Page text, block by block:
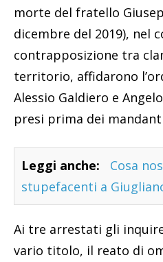
morte del fratello
dicembre del 2019), nel
contrapposizione tra
territorio, affidarono
Alessio Galdiero e
presi prima dei
Leggi anche:
Cosa
stupefacenti a
Ai tre arrestati gli
vario titolo, il reato di